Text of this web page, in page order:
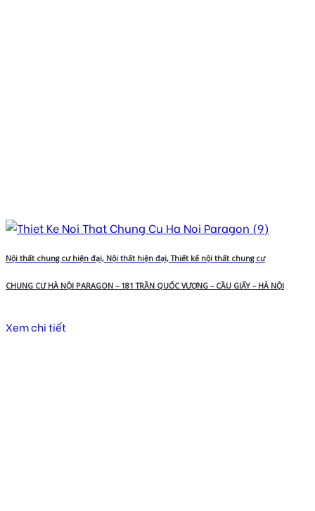
Nội thất chung cư hiện đại, Nội thất hiện đại, Thiết kế nội thất chung cư
CHUNG CƯ HÀ NỘI PARAGON – 181 TRẦN QUỐC VƯỢNG – CẦU GIẤY – HÀ NỘI
Xem chi tiết